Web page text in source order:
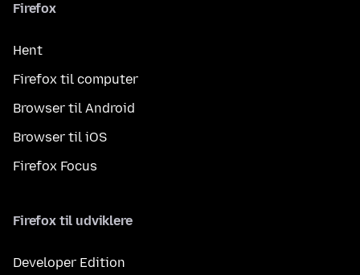
Firefox
Hent
Firefox til computer
Browser til Android
Browser til iOS
Firefox Focus
Firefox til udviklere
Developer Edition